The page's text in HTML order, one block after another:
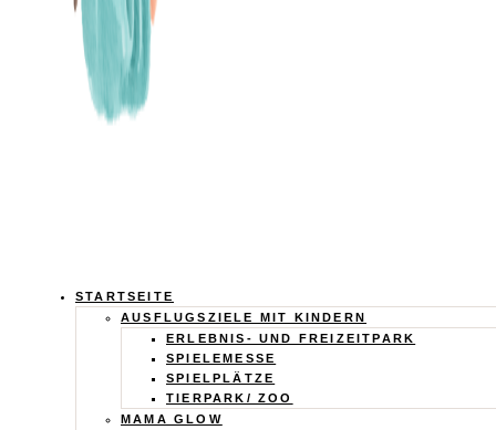
Calistas
Traum
STARTSEITE
AUSFLUGSZIELE MIT KINDERN
ERLEBNIS- UND FREIZEITPARK
SPIELEMESSE
SPIELPLÄTZE
TIERPARK/ ZOO
MAMA GLOW